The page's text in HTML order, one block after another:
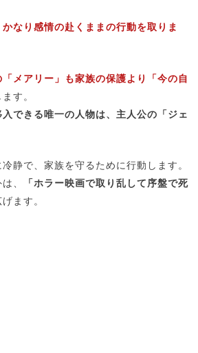
かなり感情の赴くままの行動を取りま
「メアリー」も家族の保護より「今の自
ます。
できる唯一の人物は、主人公の「ジェ
静で、家族を守るために行動します。
、
「ホラー映画で取り乱して序盤で死
ます。